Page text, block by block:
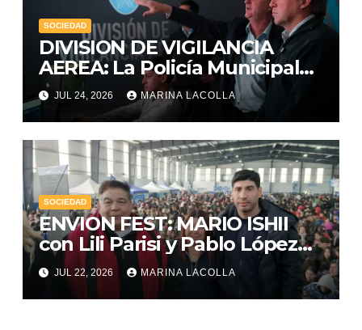
SOCIEDAD
DIVISION DE VIGILANCIA
AEREA: La Policía Municipal
de San Miguel ahora realiza
patrullajes aéreos las 24 hs
JUL 24, 2026 MARINA LACOLLA
SOCIEDAD
ENVION FEST: MARIO ISHII
con Lili Parisi y Pablo López
en nuevo récord de
convocatoria de jóvenes del
Programa Envión
JUL 22, 2026 MARINA LACOLLA